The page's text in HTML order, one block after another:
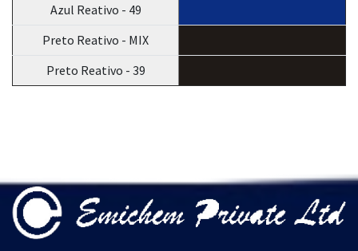
Azul Reativo - 49
Preto Reativo - MIX
Preto Reativo - 39